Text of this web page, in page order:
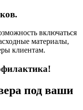
включаться
материалы,
клиентам.
под ваши